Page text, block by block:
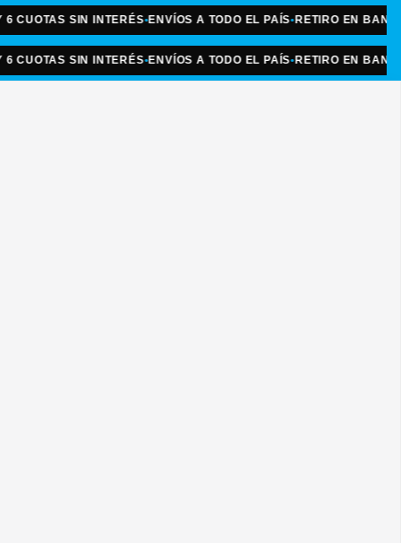
SIN INTERÉS•ENVÍOS A TODO EL PAÍS• RETIRO EN BANFIELD
SIN INTERÉS•ENVÍOS A TODO EL PAÍS• RETIRO EN BANFIELD